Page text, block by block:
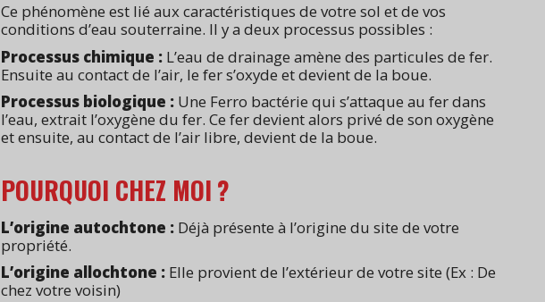
Ce phénomène est lié aux caractéristiques de votre sol et de vos
conditions d’eau souterraine. Il y a deux processus possibles :
Processus chimique : L’eau de drainage amène des particules de fer.
Ensuite au contact de l’air, le fer s’oxyde et devient de la boue.
Processus biologique : Une Ferro bactérie qui s’attaque au fer dans
l’eau, extrait l’oxygène du fer. Ce fer devient alors privé de son oxygène
et ensuite, au contact de l’air libre, devient de la boue.
POURQUOI CHEZ MOI ?
L’origine autochtone :Déjà présente à l’origine du site de votre
propriété.
L’origine allochtone :Elle provient de l’extérieur de votre site (Ex : De
chez votre voisin)